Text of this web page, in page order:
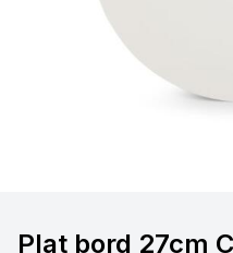
Plat bord 27cm